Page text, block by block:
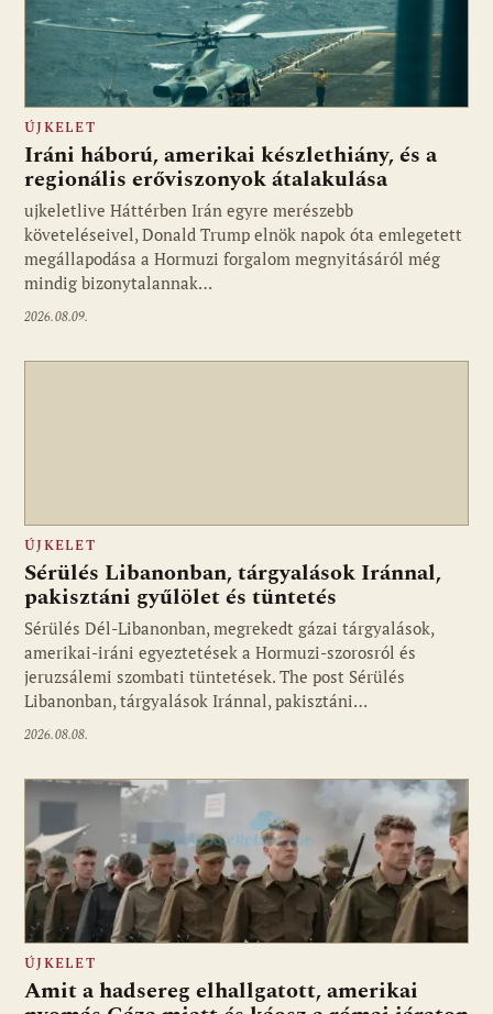
Fotó: ujkelet.live
ÚJKELET
Iráni háború, amerikai készlethiány, és a
regionális erőviszonyok átalakulása
ujkeletlive Háttérben Irán egyre merészebb
követeléseivel, Donald Trump elnök napok óta emlegetett
megállapodása a Hormuzi forgalom megnyitásáról még
mindig bizonytalannak…
2026.08.09.
ÚJKELET
Sérülés Libanonban, tárgyalások Iránnal,
pakisztáni gyűlölet és tüntetés
Sérülés Dél-Libanonban, megrekedt gázai tárgyalások,
amerikai-iráni egyeztetések a Hormuzi-szorosról és
jeruzsálemi szombati tüntetések. The post Sérülés
Libanonban, tárgyalások Iránnal, pakisztáni…
2026.08.08.
ÚJKELET
Amit a hadsereg elhallgatott, amerikai